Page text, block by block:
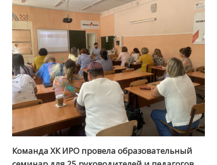
Команда ХК ИРО провела образовательный